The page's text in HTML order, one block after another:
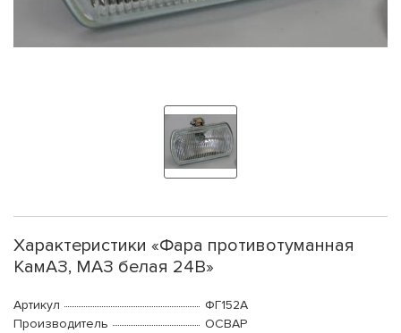
Характеристики «Фара противотуманная
КамАЗ, МАЗ белая 24В»
Артикул
ФГ152А
Производитель
ОСВАР